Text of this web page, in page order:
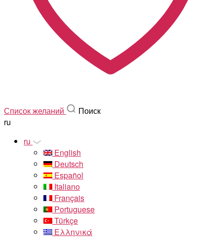
Список желаний
Поиск
ru
ru
English
Deutsch
Español
Italiano
Français
Portuguese
Türkçe
Ελληνικά